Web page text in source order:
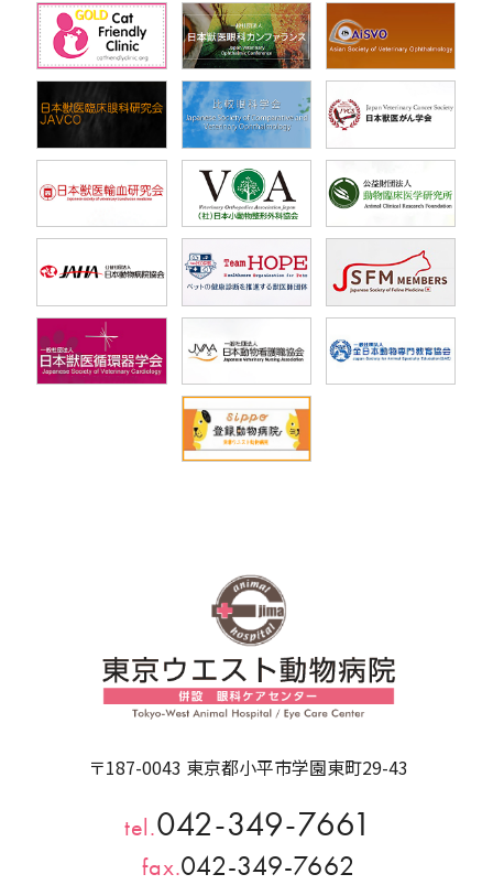
〒187-0043 東京都小平市学園東町29-43
tel.042-349-7661
fax.042-349-7662